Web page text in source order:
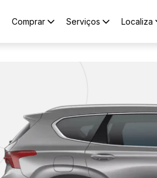
Comprar Serviços Localiza